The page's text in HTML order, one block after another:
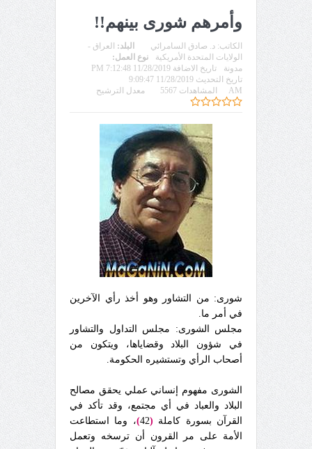
وأمرهم شورى بينهم!!
الكاتب: د. صادق السامرائي البلد: العراق -
الولايات المتحدة الأمريكية
نوع العمل:
مدونة
تاريخ الاضافة 11/28/2019 7:12:48 PM
تاريخ التحديث 11/28/2019 9:09:47
AM
المشاهدات 5567 معدل الترشيح
شورى: من التشاور وهو أخذ رأي الآخرين
في أمر ما.
مجلس الشورى: مجلس التداول والتشاور
في شؤون البلاد وقضاياها، ويتكون من
أصحاب الرأي وتستشيره الحكومة.
الشورى مفهوم إنساني عملي يحقق مصالح
البلاد والعباد في أي مجتمع، وقد تأكد في
القرآن بسورة كاملة (
42
)، وما استطاعت
الأمة على مر القرون أن ترسخه وتعمل